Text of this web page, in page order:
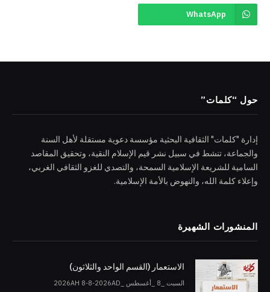
WhatsApp
حول “كلمات”
إدارة "كلمات" الثقافية البحثية مؤسسة دعوية مستقلة لأهل السنة
والجماعة، تنشط في سبيل نشر قيم الإسلام النقية، وتحقيق المقاصد
السامية للشريعة الإسلامية السمحة، والتصدي للغزو الثقافي الغربي،
وإعلاء كلمة الله، والنهوض بالأمة الإسلامية.
المنشورات الشهيرة
الاستعمار (القسم الواحد والثلاثون)
السبت _8 _أغسطس _2026AH 8-8-2026AD